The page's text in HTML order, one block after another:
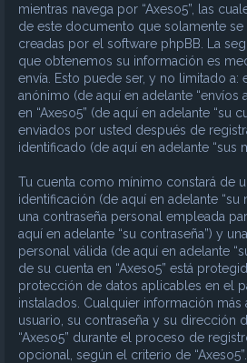
mientras navega por “Axeso5”, las
de este documento que solamente se
creadas por el software phpBB. La
que obtenemos su información es
envía. Esto puede ser, y no limitado a:
anónimo (de aquí en adelante “envíos
en “Axeso5” (de aquí en adelante “su
enviados por usted después de
identificado (de aquí en adelante “sus
Tu cuenta como mínimo constará de
identificación (de aquí en adelante “su
una contraseña personal empleada
aquí en adelante “su contraseña”) y
personal válida (de aquí en adelante
de su cuenta en “Axeso5” está
protección de datos aplicables en el
instalados. Cualquier información
usuario, su contraseña y su dirección
“Axeso5” durante el proceso de
opcional, según el criterio de